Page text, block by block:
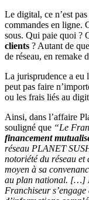
Le digital, ce n’est
commandes en ligne.
sous. Qui paie quoi ?
clients ? Autant de
de réseau, en remake
La jurisprudence a eu
peut pas faire
ou les frais liés au
Ainsi, dans l’affaire
souligné que “Le
financement
réseau PLANET
notoriété du réseau
moyen à sa
au plan national. […]
Franchiseur